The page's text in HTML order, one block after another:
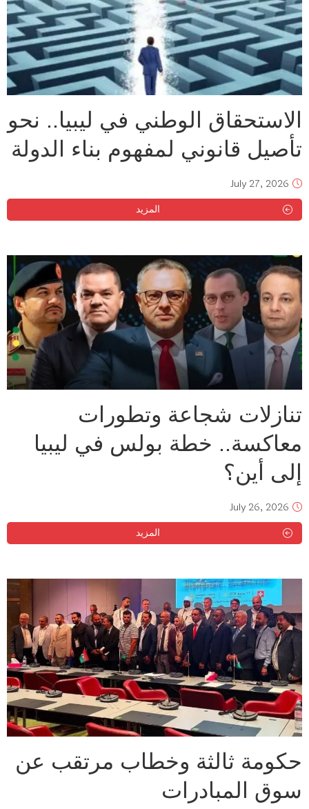
الاستحقاق الوطني في ليبيا.. نحو
تأصيل قانوني لمفهوم بناء الدولة
July 27, 2026
المزيد
تنازلات شجاعة وتطورات
معاكسة.. خطة بولس في ليبيا
إلى أين؟
July 26, 2026
المزيد
حكومة ثالثة وخطاب مرتقب عن
سوق المبادرات